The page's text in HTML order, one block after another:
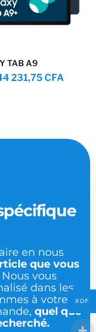
TAB A9
231,75 CFA
en nous
que vous
Nous vous
dans les
à votre
quel que
XOF